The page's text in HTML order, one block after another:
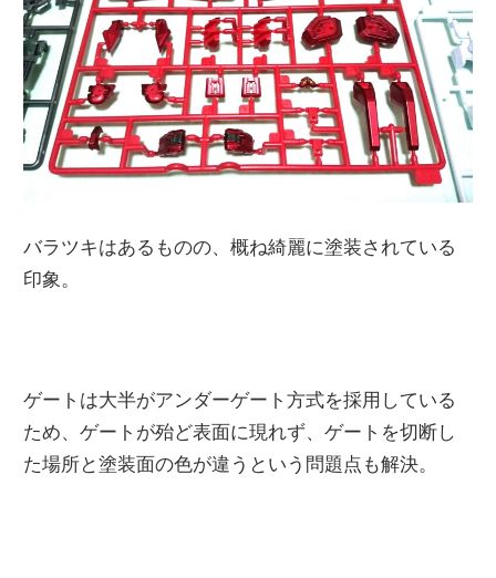
バラツキはあるものの、概ね綺麗に塗装されている
印象。
ゲートは大半がアンダーゲート方式を採用している
ため、ゲートが殆ど表面に現れず、ゲートを切断し
た場所と塗装面の色が違うという問題点も解決。